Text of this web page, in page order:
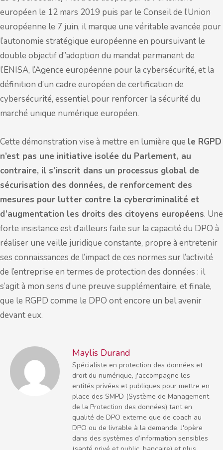
européen le 12 mars 2019 puis par le Conseil de l’Union
européenne le 7 juin, il marque une véritable avancée pour
l’autonomie stratégique européenne en poursuivant le
double objectif d’’adoption du mandat permanent de
l’ENISA, l’Agence européenne pour la cybersécurité, et la
définition d’un cadre européen de certification de
cybersécurité, essentiel pour renforcer la sécurité du
marché unique numérique européen.
Cette démonstration vise à mettre en lumière que le RGPD
n’est pas une initiative isolée du Parlement, au
contraire, il s’inscrit dans un processus global de
sécurisation des données, de renforcement des
mesures pour lutter contre la cybercriminalité et
d’augmentation les droits des citoyens européens. Une
forte insistance est d’ailleurs faite sur la capacité du DPO à
réaliser une veille juridique constante, propre à entretenir
ses connaissances de l’impact de ces normes sur l’activité
de l’entreprise en termes de protection des données : il
s’agit à mon sens d’une preuve supplémentaire, et finale,
que le RGPD comme le DPO ont encore un bel avenir
devant eux.
Maylis Durand
Spécialiste en protection des données et
droit du numérique, j'accompagne les
entités privées et publiques pour mettre en
place des SMPD (Système de Management
de la Protection des données) tant en
qualité de DPO externe que de coach au
DPO ou de livrable à la demande. J'opère
dans des systèmes d’information sensibles